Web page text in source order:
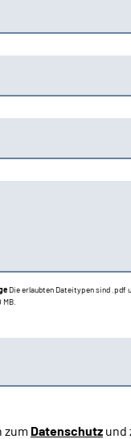
Die erlaubten Dateitypen sind .pdf
zum Datenschutz und